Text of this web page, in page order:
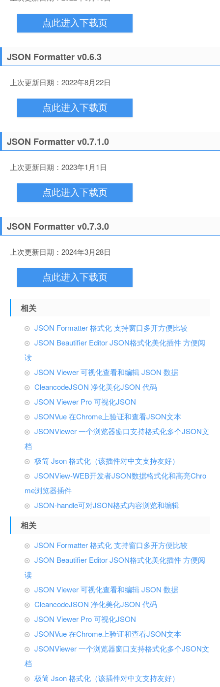
点此进入下载页
JSON Formatter v0.6.3
上次更新日期：2022年8月22日
点此进入下载页
JSON Formatter v0.7.1.0
上次更新日期：2023年1月1日
点此进入下载页
JSON Formatter v0.7.3.0
上次更新日期：2024年3月28日
点此进入下载页
相关
JSON Formatter 格式化 支持窗口多开方便比较
JSON Beautifier Editor JSON格式化美化插件 方便阅
读
JSON Viewer 可视化查看和编辑 JSON 数据
CleancodeJSON 净化美化JSON 代码
JSON Viewer Pro 可视化JSON
JSONVue 在Chrome上验证和查看JSON文本
JSONViewer 一个浏览器窗口支持格式化多个JSON文
档
极简 Json 格式化（该插件对中文支持友好）
JSONView-WEB开发者JSON数据格式化和高亮Chro
me浏览器插件
JSON-handle可对JSON格式内容浏览和编辑
相关
JSON Formatter 格式化 支持窗口多开方便比较
JSON Beautifier Editor JSON格式化美化插件 方便阅
读
JSON Viewer 可视化查看和编辑 JSON 数据
CleancodeJSON 净化美化JSON 代码
JSON Viewer Pro 可视化JSON
JSONVue 在Chrome上验证和查看JSON文本
JSONViewer 一个浏览器窗口支持格式化多个JSON文
档
极简 Json 格式化（该插件对中文支持友好）